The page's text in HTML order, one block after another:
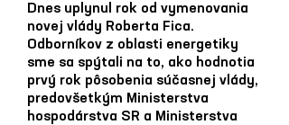
Dnes uplynul rok od vymenovania
novej vlády Roberta Fica.
Odborníkov z oblasti energetiky
sme sa spýtali na to, ako hodnotia
prvý rok pôsobenia súčasnej vlády,
predovšetkým Ministerstva
hospodárstva SR a Ministerstva